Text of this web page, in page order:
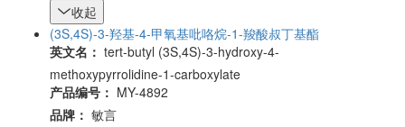
收起
(3S,4S)-3-羟基-4-甲氧基吡咯烷-1-羧酸叔丁基酯
英文名： tert-butyl (3S,4S)-3-hydroxy-4-
methoxypyrrolidine-1-carboxylate
产品编号： MY-4892
品牌： 敏言